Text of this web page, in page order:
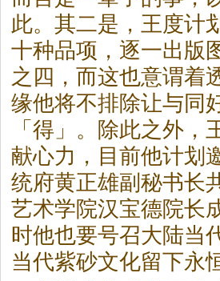
此。其二是，王度计
十种品项，逐一出版
之四，而这也意谓着
缘他将不排除让与同
「得」。除此之外
献心力，目前他计划
统府黄正雄副秘书长
艺术学院汉宝德院长
时他也要号召大陆当
当代紫砂文化留下永